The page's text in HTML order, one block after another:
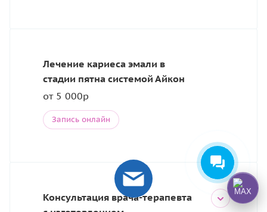
Лечение кариеса эмали в
стадии пятна системой Айкон
от 5 000р
Запись онлайн
Консультация врача-терапевта